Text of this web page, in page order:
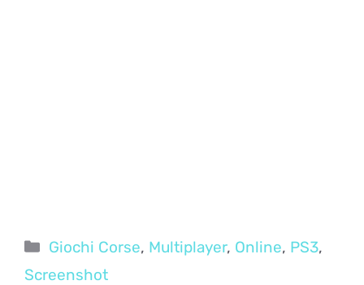
Categorie
Giochi Corse, Multiplayer, Online, PS3,
Screenshot